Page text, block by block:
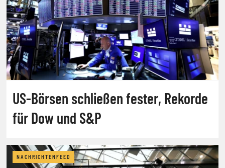
US-Börsen schließen fester, Rekorde
für Dow und S&P
NACHRICHTENFEED